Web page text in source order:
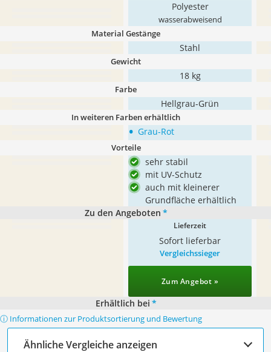
Polyester
wasserabweisend
Material Gestänge
Stahl
Gewicht
18 kg
Farbe
Hellgrau-Grün
In weiteren Farben erhältlich
• Grau-Rot
Vorteile
sehr stabil
mit UV-Schutz
auch mit kleinerer
Grundfläche erhältlich
Zu den Angeboten *
Lieferzeit
Sofort lieferbar
Vergleichssieger
Zum Angebot »
Erhältlich bei *
ⓘ Informationen zur Produktsortierung und Bewertung
Ähnliche Vergleiche anzeigen